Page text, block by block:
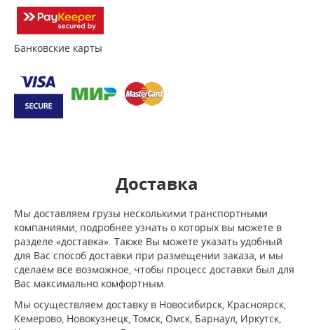
Банковские карты
Доставка
Мы доставляем грузы несколькими транспортными
компаниями, подробнее узнать о которых вы можете в
разделе «доставка». Также Вы можете указать удобный
для Вас способ доставки при размещении заказа, и мы
сделаем все возможное, чтобы процесс доставки был для
Вас максимально комфортным.
Мы осуществляем доставку в Новосибирск, Красноярск,
Кемерово, Новокузнецк, Томск, Омск, Барнаул, Иркутск,